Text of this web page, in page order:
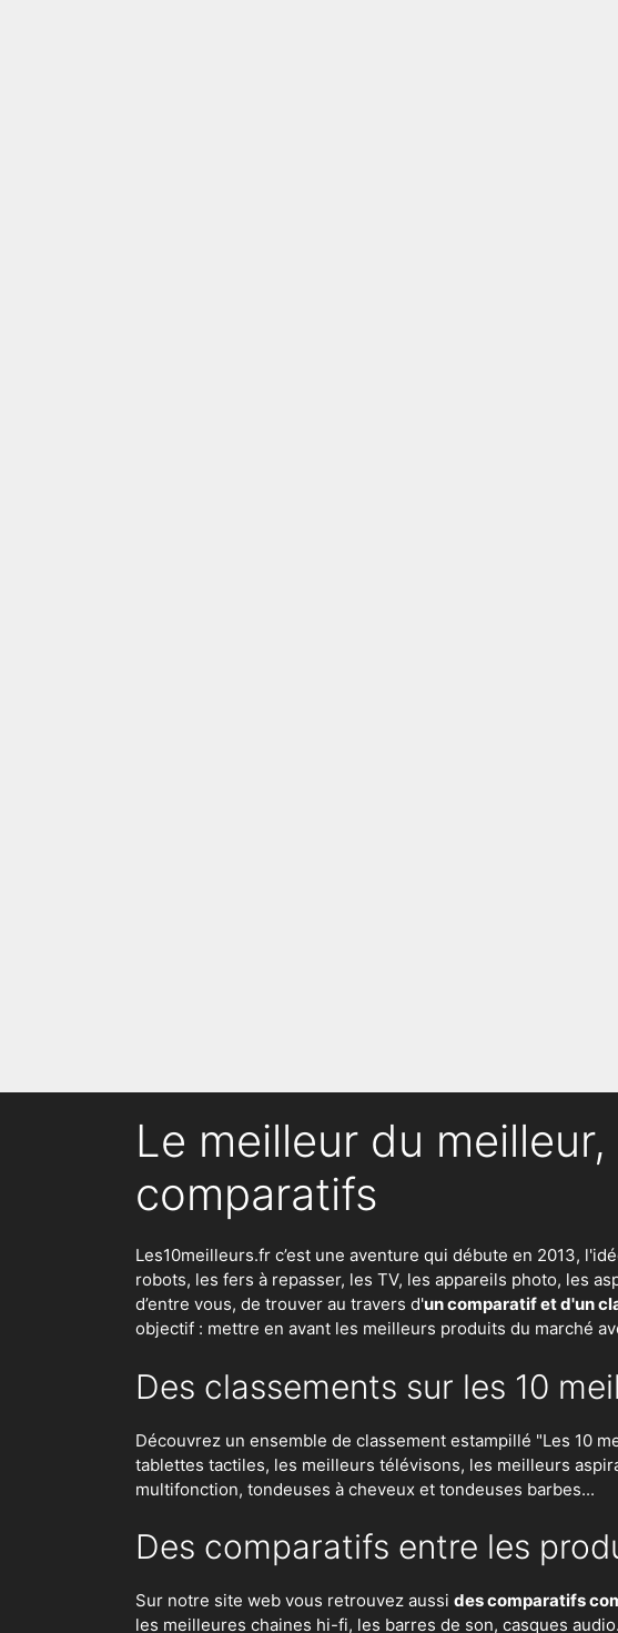
Le meilleur du
comparatifs
Les10meilleurs.fr c’est une aventure qui débute en 2013,
robots, les fers à repasser, les TV, les appareils photo, les
d’entre vous, de trouver au travers d'un comparatif et d'un
objectif : mettre en avant les meilleurs produits du marché
Des classements sur les 10
Découvrez un ensemble de classement estampillé "Les 10
tablettes tactiles, les meilleurs télévisons, les meilleurs
multifonction, tondeuses à cheveux et tondeuses barbes...
Des comparatifs entre les
Sur notre site web vous retrouvez aussi des comparatifs
les meilleures chaines hi-fi, les barres de son, casques